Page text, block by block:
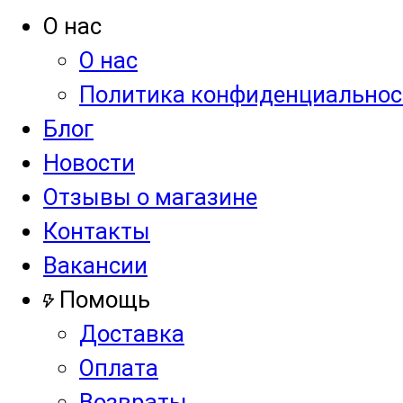
О нас
О нас
Политика
Блог
Новости
Отзывы о магазине
Контакты
Вакансии
Помощь
Доставка
Оплата